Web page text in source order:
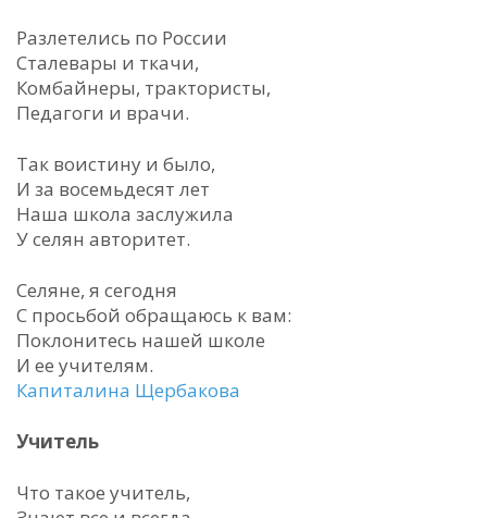
Разлетелись по России
Сталевары и ткачи,
Комбайнеры, трактористы,
Педагоги и врачи.
Так воистину и было,
И за восемьдесят лет
Наша школа заслужила
У селян авторитет.
Селяне, я сегодня
С просьбой обращаюсь к вам:
Поклонитесь нашей школе
И ее учителям.
Капиталина Щербакова
Учитель
Что такое учитель,